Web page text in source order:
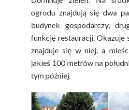
ogrodu znajdują się dwa
budynek gospodarczy,
funkcję restauracji. Okazuje
znajduje się w niej, a
jakieś 100 metrów na
tym później.